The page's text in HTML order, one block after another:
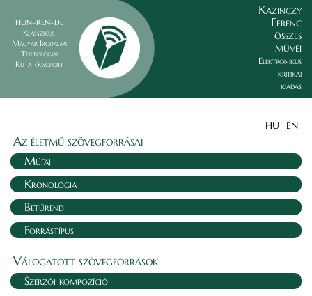
HUN–REN–DE
Klasszikus
Magyar Irodalmi
Textológiai
Kutatócsoport
Kazinczy
Ferenc
összes
művei
Elektronikus
kritikai
kiadás
HU EN
Az életmű szövegforrásai
Műfaj
Kronológia
Betűrend
Forrástípus
Válogatott szövegforrások
Szerzői kompozíció